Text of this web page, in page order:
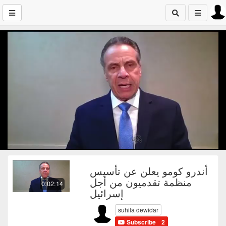
0:02:14
أندرو كومو يعلن عن تأسيس
منظمة تقدميون من أجل
إسرائيل
suhila dewidar
Subscribe 2